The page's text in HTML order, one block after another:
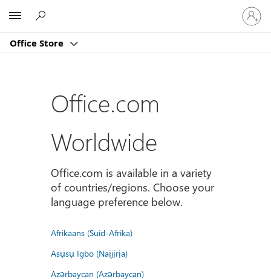
Office Store
Sign
in
to
account
Office.com
Worldwide
Office.com is available in a variety
of countries/regions. Choose your
language preference below.
Afrikaans (Suid-Afrika)
Asụsụ Igbo (Naịjịrịa)
Azərbaycan (Azərbaycan)